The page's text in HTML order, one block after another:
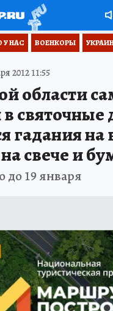
У НАС ВОЕНКОРЫ
2012 11:55
области
святочные
гадания на
свече и
до 19 января